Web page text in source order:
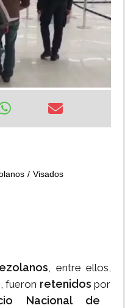
Visados
, entre ellos,
, fueron retenidos por
Nacional de